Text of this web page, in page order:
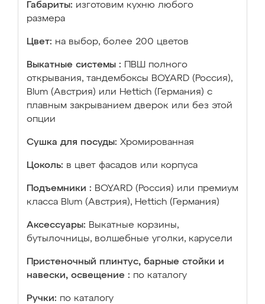
Габариты: изготовим кухню любого
размера
Цвет: на выбор, более 200 цветов
Выкатные системы :
ПВШ полного
открывания, тандембоксы BOYARD (Россия),
Blum (Австрия) или Hettich (Германия) с
плавным закрыванием дверок или без этой
опции
Сушка для посуды: Хромированная
Цоколь: в цвет фасадов или корпуса
Подъемники : BOYARD (Россия) или премиум
класса Blum (Австрия), Hettich (Германия)
Аксессуары: Выкатные корзины,
бутылочницы, волшебные уголки, карусели
Пристеночный плинтус, барные стойки и
навески, освещение : по каталогу
Ручки: по каталогу